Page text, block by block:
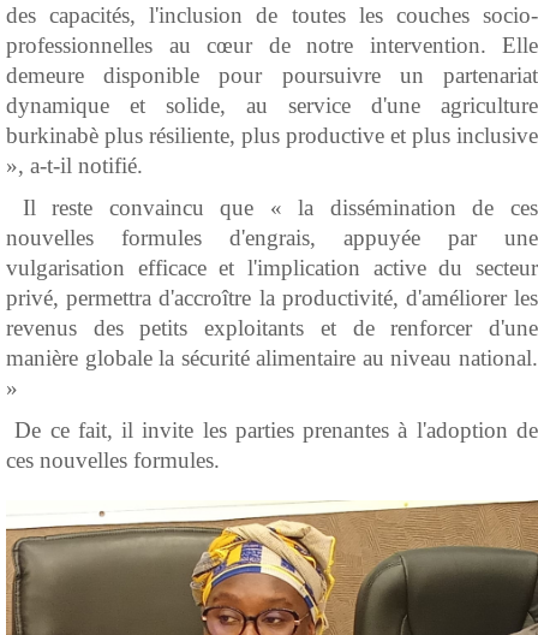
des capacités, l'inclusion de toutes les couches socio-
professionnelles au cœur de notre intervention. Elle
demeure disponible pour poursuivre un partenariat
dynamique et solide, au service d'une agriculture
burkinabè plus résiliente, plus productive et plus inclusive
», a-t-il notifié.
Il reste convaincu que « la dissémination de ces
nouvelles formules d'engrais, appuyée par une
vulgarisation efficace et l'implication active du secteur
privé, permettra d'accroître la productivité, d'améliorer les
revenus des petits exploitants et de renforcer d'une
manière globale la sécurité alimentaire au niveau national.
»
De ce fait, il invite les parties prenantes à l'adoption de
ces nouvelles formules.